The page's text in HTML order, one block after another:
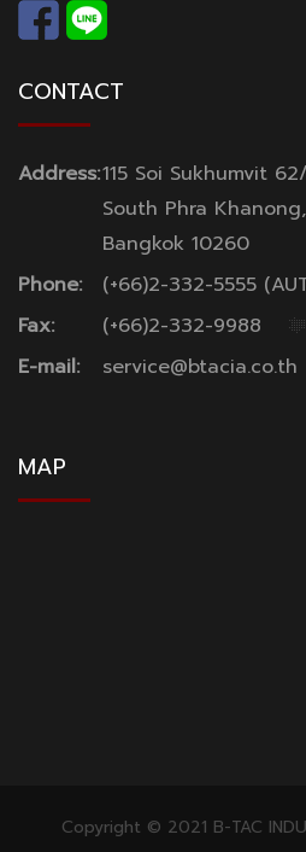
CONTACT
Address:115 Soi Sukhumvit
South Phra
Bangkok 10260
Phone:
(+66)2-332-5555
Fax:
(+66)2-332-9988
E-mail:
service@btacia.co.th
MAP
Copyright © 2021 B-TAC